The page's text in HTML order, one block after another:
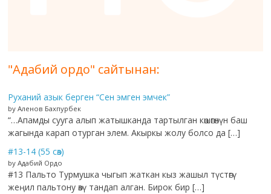
"Адабий ордо" сайтынан:
Руханий азык берген “Сен эмген эмчек”
by Аленов Бахпурбек
“…Апамды сууга алып жатышканда тартылган көшөгөнүн баш
жагында карап отурган элем. Акыркы жолу болсо да […]
#13-14 (55 сөз)
by Адабий Ордо
#13 Пальто Турмушка чыгып жаткан кыз жашыл түстөгү
жеңил пальтону өзү тандап алган. Бирок бир […]